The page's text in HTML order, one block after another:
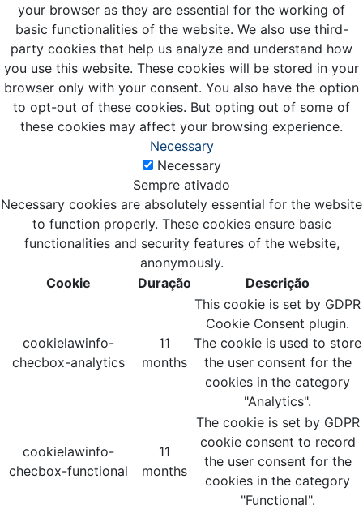
your browser as they are essential for the working of
basic functionalities of the website. We also use third-
party cookies that help us analyze and understand how
you use this website. These cookies will be stored in your
browser only with your consent. You also have the option
to opt-out of these cookies. But opting out of some of
these cookies may affect your browsing experience.
Necessary
Necessary
Sempre ativado
Necessary cookies are absolutely essential for the website
to function properly. These cookies ensure basic
functionalities and security features of the website,
anonymously.
Cookie
Duração Descrição
cookielawinfo-
checbox-analytics
11
months
This cookie is set by GDPR
Cookie Consent plugin.
The cookie is used to store
the user consent for the
cookies in the category
"Analytics".
cookielawinfo-
checbox-functional
11
months
The cookie is set by GDPR
cookie consent to record
the user consent for the
cookies in the category
"Functional".